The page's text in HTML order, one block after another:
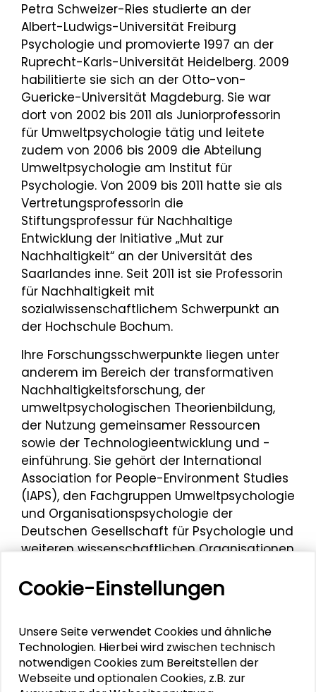
Petra Schweizer-Ries studierte an der
Albert-Ludwigs-Universität Freiburg
Psychologie und promovierte 1997 an der
Ruprecht-Karls-Universität Heidelberg. 2009
habilitierte sie sich an der Otto-von-
Guericke-Universität Magdeburg. Sie war
dort von 2002 bis 2011 als Juniorprofessorin
für Umweltpsychologie tätig und leitete
zudem von 2006 bis 2009 die Abteilung
Umweltpsychologie am Institut für
Psychologie. Von 2009 bis 2011 hatte sie als
Vertretungsprofessorin die
Stiftungsprofessur für Nachhaltige
Entwicklung der Initiative „Mut zur
Nachhaltigkeit“ an der Universität des
Saarlandes inne. Seit 2011 ist sie Professorin
für Nachhaltigkeit mit
sozialwissenschaftlichem Schwerpunkt an
der Hochschule Bochum.
Ihre Forschungsschwerpunkte liegen unter
anderem im Bereich der transformativen
Nachhaltigkeitsforschung, der
umweltpsychologischen Theorienbildung,
der Nutzung gemeinsamer Ressourcen
sowie der Technologieentwicklung und -
einführung. Sie gehört der International
Association for People-Environment Studies
(IAPS), den Fachgruppen Umweltpsychologie
und Organisationspsychologie der
Deutschen Gesellschaft für Psychologie und
weiteren wissenschaftlichen Organisationen
Im Rahmen der Darmstädter Tage der
Referentin beim Workshop„Die
Energiewende aktiv mitgestalten:
Kooperation, Weiterbildung und
Fachkräftegewinnung“ am 12. Juni 2023.
Cookie-Einstellungen
Unsere Seite verwendet Cookies und ähnliche
Technologien. Hierbei wird zwischen technisch
notwendigen Cookies zum Bereitstellen der
Webseite und optionalen Cookies, z.B. zur